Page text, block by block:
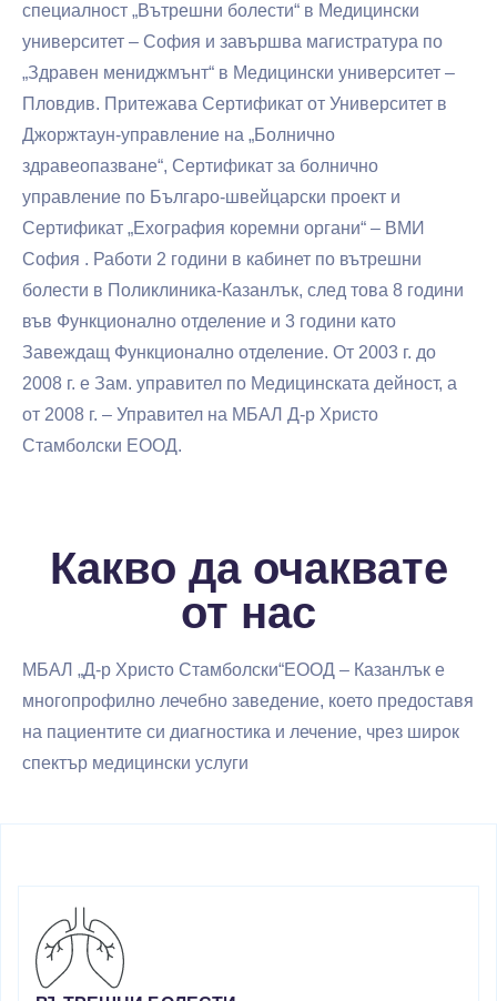
специалност „Вътрешни болести“ в Медицински
университет – София и завършва магистратура по
„Здравен мениджмънт“ в Медицински университет –
Пловдив. Притежава Сертификат от Университет в
Джоржтаун-управление на „Болнично
здравеопазване“, Сертификат за болнично
управление по Българо-швейцарски проект и
Сертификат „Ехография коремни органи“ – ВМИ
София . Работи 2 години в кабинет по вътрешни
болести в Поликлиника-Казанлък, след това 8 години
във Функционално отделение и 3 години като
Завеждащ Функционално отделение. От 2003 г. до
2008 г. е Зам. управител по Медицинската дейност, а
от 2008 г. – Управител на МБАЛ Д-р Христо
Стамболски ЕООД.
Какво да очаквате
от нас
МБАЛ „Д-р Христо Стамболски“ЕООД – Казанлък е
многопрофилно лечебно заведение, което предоставя
на пациентите си диагностика и лечение, чрез широк
спектър медицински услуги